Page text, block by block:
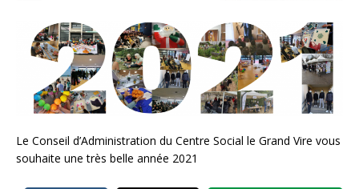
Le Conseil d’Administration du Centre Social le Grand Vire vous
souhaite une très belle année 2021